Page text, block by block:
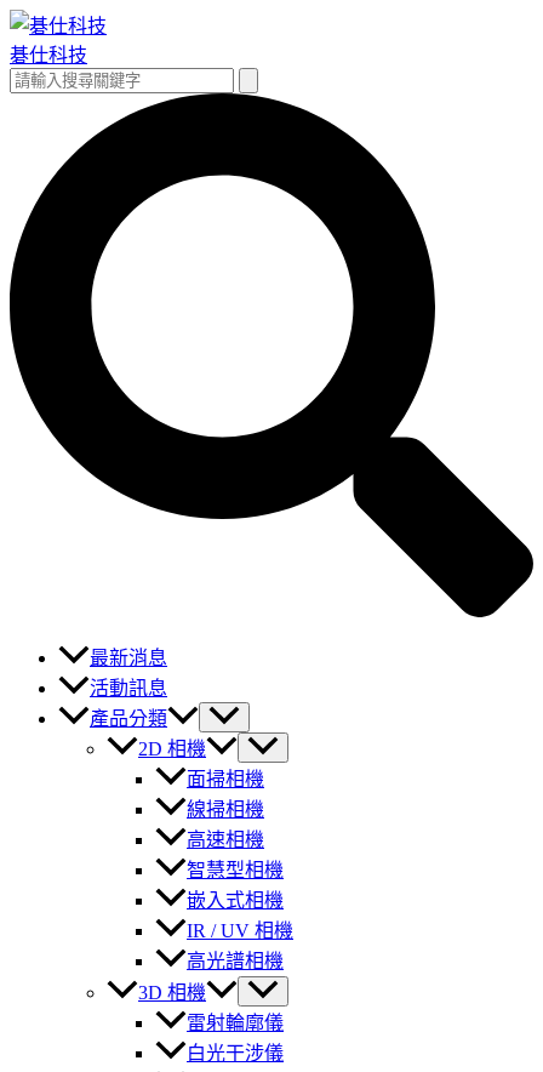
跳
至
主
碁仕科技
搜
最新消息
活動訊息
產品分類
2D 相機
面掃相機
線掃相機
高速相機
智慧型相機
嵌入式相機
IR / UV 相機
高光譜相機
3D 相機
雷射輪廓儀
白光干涉儀